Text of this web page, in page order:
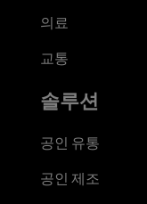
의료
교통
솔루션
공인 유통
공인 제조